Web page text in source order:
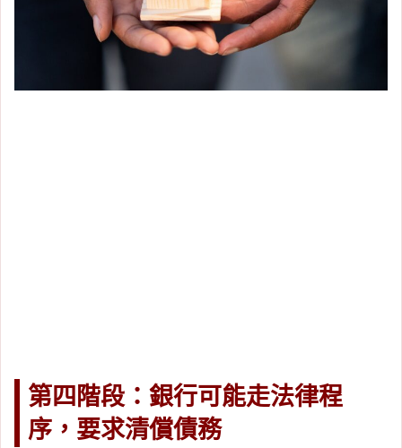
第四階段：銀行可能走法律程
序，要求清償債務